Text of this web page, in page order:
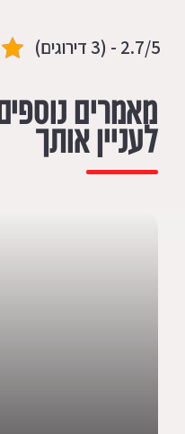
2.7/5 - (3 דירוגים)
מאמרים
לעניין אותך